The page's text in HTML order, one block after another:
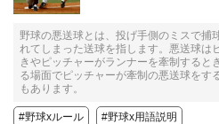
野球の悪送球とは、投げ手側のミスで捕
れてしまった送球を指します。悪送球は
きやピッチャーがランナーを牽制すると
る場面でピッチャーが牽制の悪送球をす
もあります。
#野球xルール #野球x用語説明